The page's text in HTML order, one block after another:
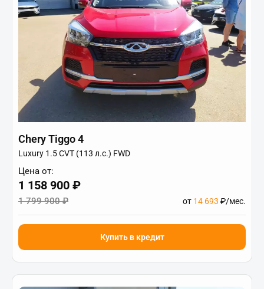
Chery Tiggo 4
Luxury 1.5 CVT (113 л.с.) FWD
Цена от:
1 158 900 ₽
1 799 900 ₽ от 14 693 ₽/мес.
Купить в кредит